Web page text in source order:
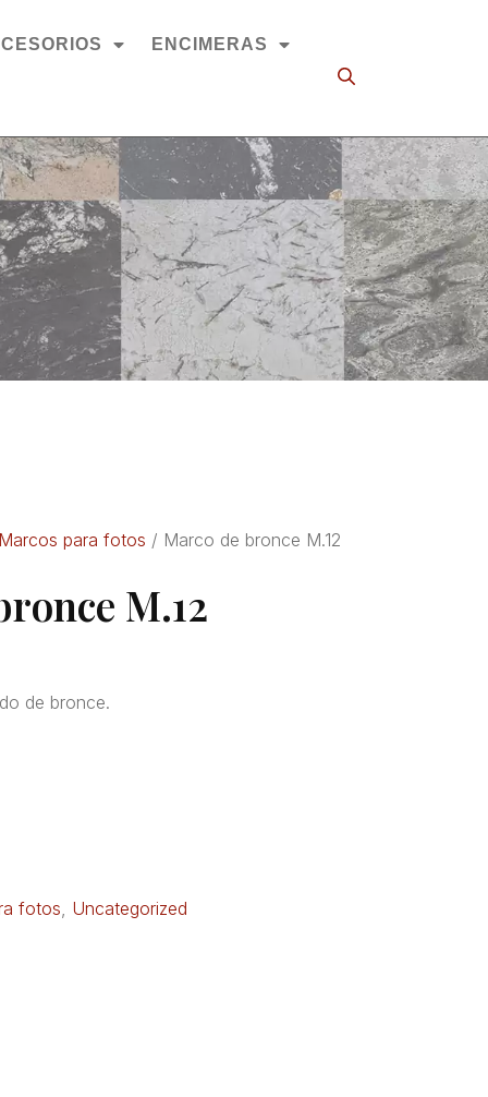
ENCIMERAS
Marcos para fotos / Marco de bronce M.12
M.12
de bronce.
fotos Uncategorized